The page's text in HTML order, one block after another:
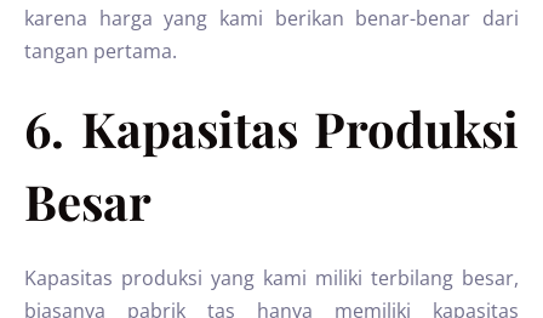
karena harga yang kami berikan benar-benar dari
tangan pertama.
6. Kapasitas Produksi
Besar
Kapasitas produksi yang kami miliki terbilang besar,
biasanya pabrik tas hanya memiliki kapasitas